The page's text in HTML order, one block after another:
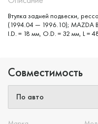
Втулка задней подвески,
(1994.04 — 1996.10); MAZDA
I.D. = 18 мм, O.D. = 32 мм, L =
Совместимость